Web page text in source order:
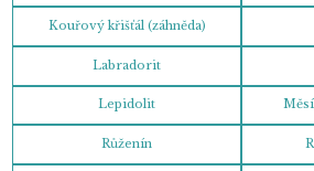
Kouřový křišťál (záhněda)
Labradorit
Lepidolit
Růženín